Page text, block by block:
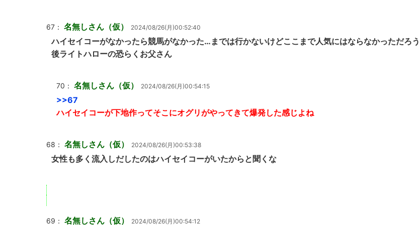
67： 名無しさん（仮） 2024/08/26(月)00:52:40
ハイセイコーがなかったら競馬がなかった…までは行かないけどここまで人気にはならなかっただろう
後ライトハローの恐らくお父さん
70： 名無しさん（仮） 2024/08/26(月)00:54:15
>>67
ハイセイコーが下地作ってそこにオグリがやってきて爆発した感じよね
68： 名無しさん（仮） 2024/08/26(月)00:53:38
女性も多く流入しだしたのはハイセイコーがいたからと聞くな
69： 名無しさん（仮） 2024/08/26(月)00:54:12